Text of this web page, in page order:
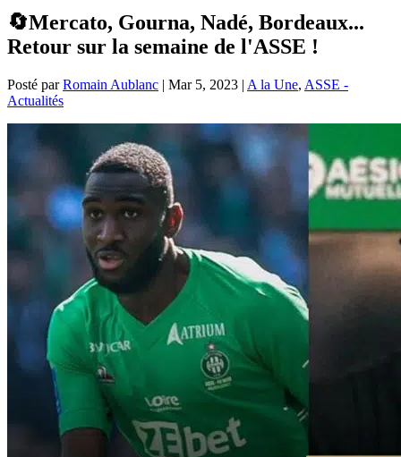
🔄Mercato, Gourna, Nadé, Bordeaux...
Retour sur la semaine de l'ASSE !
Posté parRomain Aublanc | Mar 5, 2023 | A la Une, ASSE -
Actualités